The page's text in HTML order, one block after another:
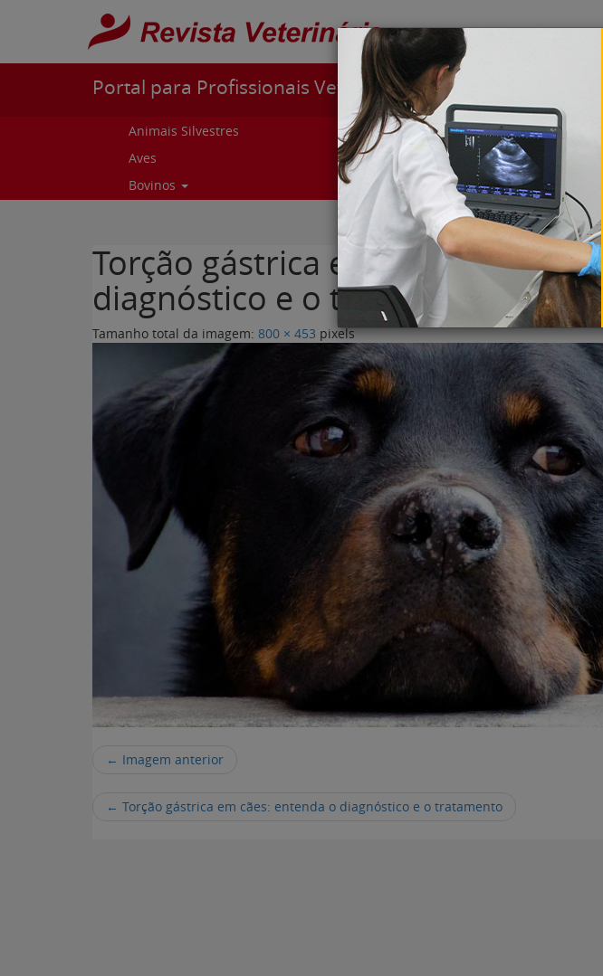
Pular para o conteúdo
Portal para Profissionais Veterinários
Animais Silvestres
Aves
Bovinos
Caprinos e ovinos
Curiosidades
Cursos e Eventos
Torção gástrica em cães entenda o
diagnóstico e o tratamento – artigo
Tamanho total da imagem: 800 × 453 pixels
← Imagem anterior
← Torção gástrica em cães: entenda o diagnóstico e o tratamento